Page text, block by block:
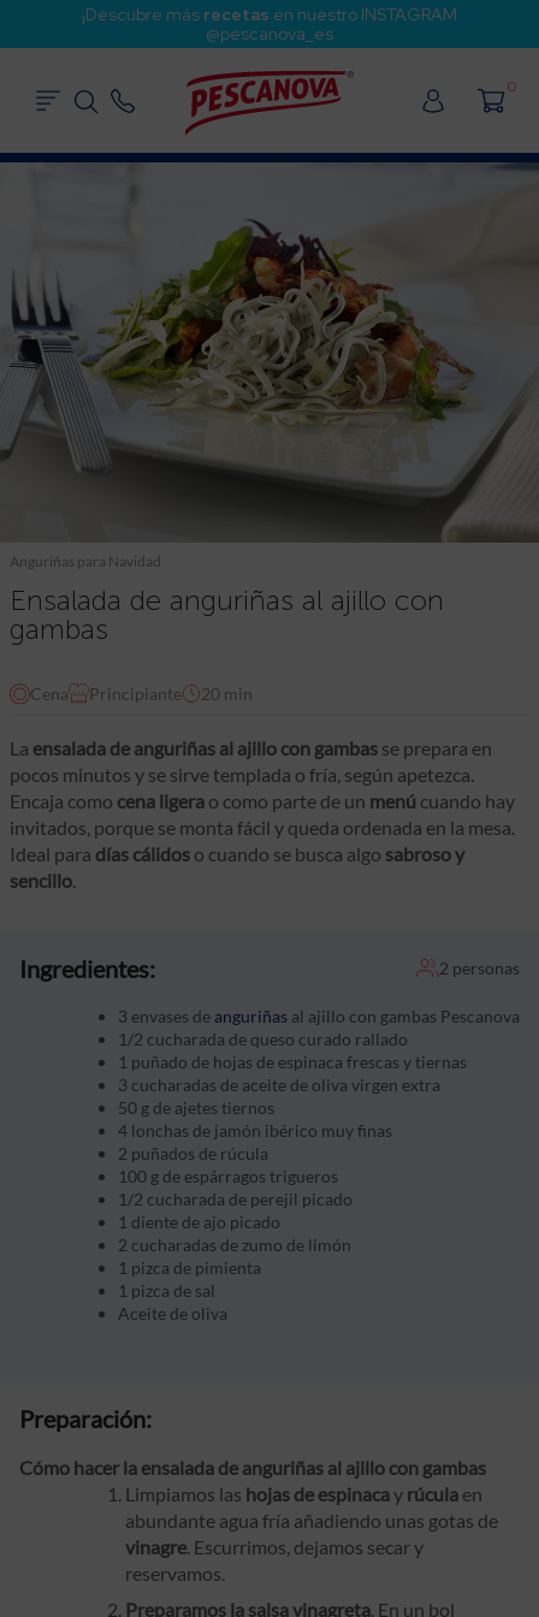
¡Descubre más recetas en nuestro INSTAGRAM
@pescanova_es
0
Anguriñas para Navidad
Ensalada de anguriñas al ajillo con
gambas
Cena Principiante 20 min
La ensalada de anguriñas al ajillo con gambas se prepara en
pocos minutos y se sirve templada o fría, según apetezca.
Encaja como cena ligera o como parte de un menú cuando hay
invitados, porque se monta fácil y queda ordenada en la mesa.
Ideal para días cálidos o cuando se busca algo sabroso y
sencillo
Ingredientes: 2 personas
3 envases de anguriñas al ajillo con gambas Pescanova
1/2 cucharada de queso curado rallado
1 puñado de hojas de espinaca frescas y tiernas
3 cucharadas de aceite de oliva virgen extra
50 g de ajetes tiernos
4 lonchas de jamón ibérico muy finas
2 puñados de rúcula
100 g de espárragos trigueros
1/2 cucharada de perejil picado
1 diente de ajo picado
2 cucharadas de zumo de limón
1 pizca de pimienta
1 pizca de sal
Aceite de oliva
Preparación:
Cómo hacer la ensalada de anguriñas al ajillo con gambas
Limpiamos las hojas de espinacay rúcula en
abundante agua fría añadiendo unas gotas de
vinagre . Escurrimos, dejamos secar y
reservamos.
Preparamos la salsa vinagreta . En un bol